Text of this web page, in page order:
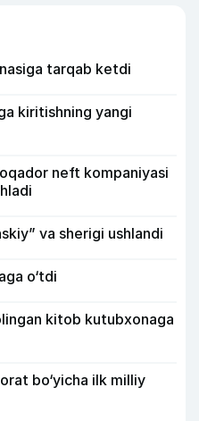
tarqab ketdi
kiritishning yangi
neft kompaniyasi
va sherigi ushlandi
o‘tdi
kitob kutubxonaga
bo‘yicha ilk milliy